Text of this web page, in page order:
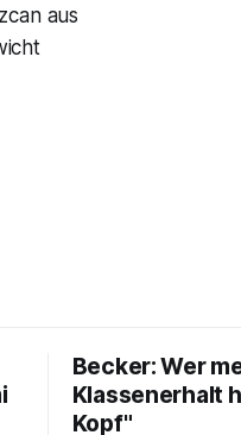
aus
Becker: Wer
Klassenerhalt
Kopf"